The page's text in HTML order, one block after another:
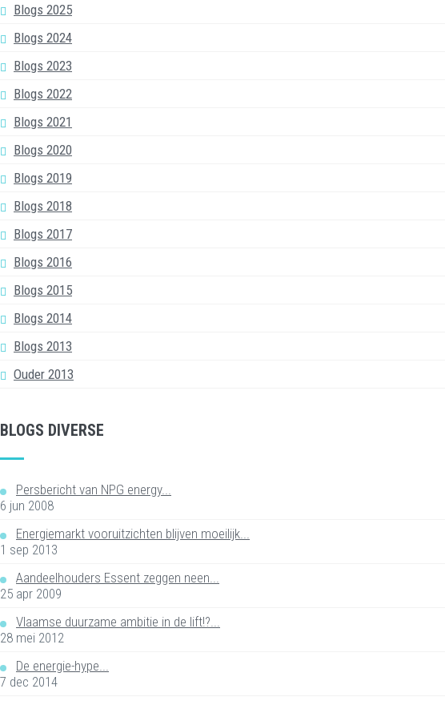
Blogs 2025
Blogs 2024
Blogs 2023
Blogs 2022
Blogs 2021
Blogs 2020
Blogs 2019
Blogs 2018
Blogs 2017
Blogs 2016
Blogs 2015
Blogs 2014
Blogs 2013
Ouder 2013
BLOGS DIVERSE
Persbericht van NPG energy...
6 jun 2008
Energiemarkt vooruitzichten blijven moeilijk...
1 sep 2013
Aandeelhouders Essent zeggen neen...
25 apr 2009
Vlaamse duurzame ambitie in de lift!?...
28 mei 2012
De energie-hype...
7 dec 2014